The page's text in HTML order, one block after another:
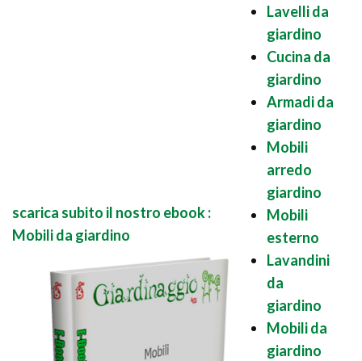
scarica subito il nostro ebook :
Mobili da giardino
Lavelli da
giardino
Cucina da
giardino
Armadi da
giardino
Mobili
arredo
giardino
Mobili
esterno
Lavandini
da
giardino
Mobili da
giardino